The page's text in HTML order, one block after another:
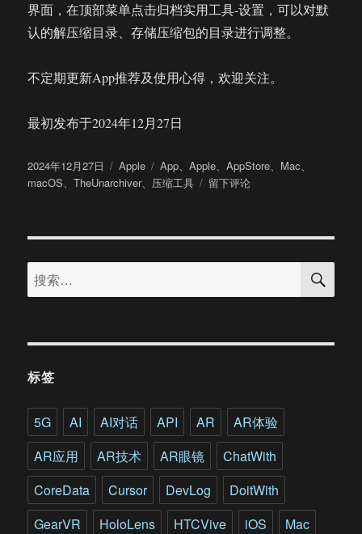
界面，在顶部菜单点击归档实用工具-设置，可以对默
认的解压缩目录、存储压缩包的目录进行调整。
不定期更新App推荐及使用心得，欢迎关注。
最初发布于2024年12月27日
发
布
2024年12月27日
分
类
Apple
标
签
App、Apple、AppStore、 Mac、
macOS、TheUnarchiver、 压缩工具
于
用
推
压
留下评论
搜
索：
搜
标签
5G AI AI对话 API AR
AR体验
AR应用
AR技术 AR眼镜
ChatWith
CoreData
Cursor DevLog
DoitWith
GearVR
HoloLens HTCVive iOS
Mac